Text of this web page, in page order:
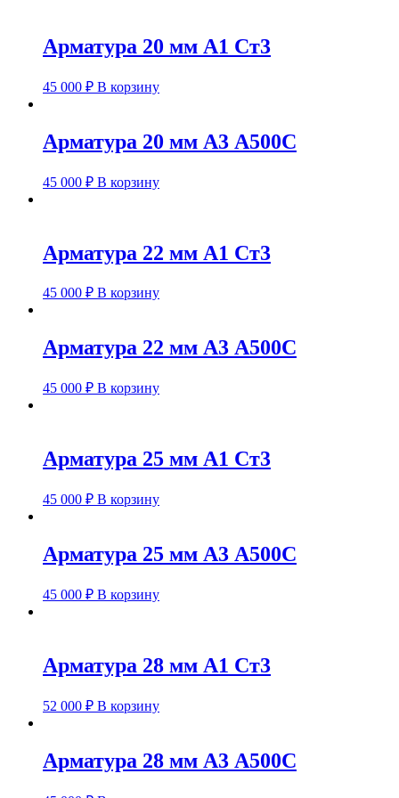
Арматура 20 мм А1 Ст3
45 000 ₽ В корзину
Арматура 20 мм А3 А500С
45 000 ₽ В корзину
Арматура 22 мм А1 Ст3
45 000 ₽ В корзину
Арматура 22 мм А3 А500С
45 000 ₽ В корзину
Арматура 25 мм А1 Ст3
45 000 ₽ В корзину
Арматура 25 мм А3 А500С
45 000 ₽ В корзину
Арматура 28 мм А1 Ст3
52 000 ₽ В корзину
Арматура 28 мм А3 А500С